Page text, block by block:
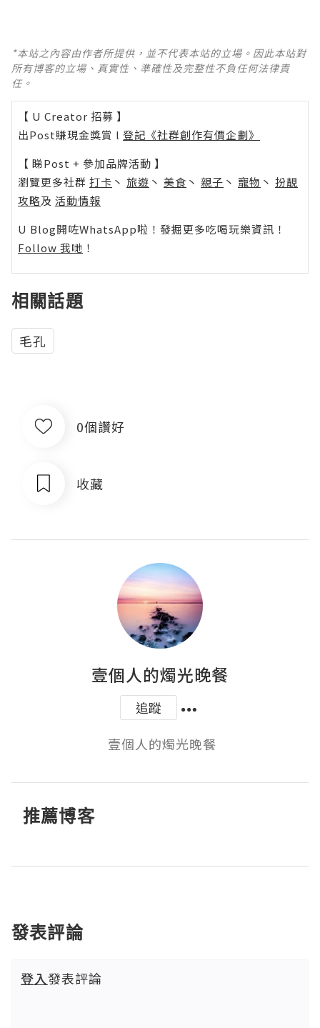
*本站之內容由作者所提供，並不代表本站的立場。因此本站對
所有博客的立場、真實性、準確性及完整性不負任何法律責
任。
【 U Creator 招募 】
出Post賺現金獎賞 l 登記《社群創作有價企劃》
【 睇Post + 參加品牌活動 】
瀏覽更多社群 打卡 丶 旅遊 丶 美食 丶 親子 丶 寵物 丶 扮靚
攻略及 活動情報
U Blog開咗WhatsApp啦！發掘更多吃喝玩樂資訊！
Follow 我哋 ！
相關話題
毛孔
0個讚好
收藏
壹個人的燭光晚餐
追蹤
推薦博客
發表評論
登入發表評論